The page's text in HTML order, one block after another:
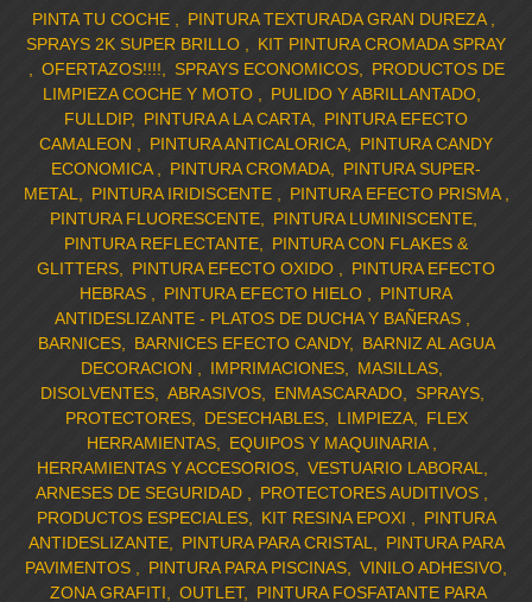
PINTA TU COCHE
PINTURA TEXTURADA GRAN DUREZA
SPRAYS 2K SUPER BRILLO
KIT PINTURA CROMADA SPRAY
OFERTAZOS!!!!
SPRAYS ECONOMICOS
PRODUCTOS DE
LIMPIEZA COCHE Y MOTO
PULIDO Y ABRILLANTADO
FULLDIP
PINTURA A LA CARTA
PINTURA EFECTO
CAMALEON
PINTURA ANTICALORICA
PINTURA CANDY
ECONOMICA
PINTURA CROMADA
PINTURA SUPER-
METAL
PINTURA IRIDISCENTE
PINTURA EFECTO PRISMA
PINTURA FLUORESCENTE
PINTURA LUMINISCENTE
PINTURA REFLECTANTE
PINTURA CON FLAKES &
GLITTERS
PINTURA EFECTO OXIDO
PINTURA EFECTO
HEBRAS
PINTURA EFECTO HIELO
PINTURA
ANTIDESLIZANTE - PLATOS DE DUCHA Y BAÑERAS
BARNICES
BARNICES EFECTO CANDY
BARNIZ AL AGUA
DECORACION
IMPRIMACIONES
MASILLAS
DISOLVENTES
ABRASIVOS ENMASCARADO
SPRAYS
PROTECTORES
DESECHABLES LIMPIEZA
FLEX
HERRAMIENTAS
EQUIPOS Y MAQUINARIA
HERRAMIENTAS Y ACCESORIOS
VESTUARIO LABORAL
ARNESES DE SEGURIDAD
PROTECTORES AUDITIVOS
PRODUCTOS ESPECIALES
KIT RESINA EPOXI
PINTURA
ANTIDESLIZANTE
PINTURA PARA CRISTAL
PINTURA PARA
PAVIMENTOS
PINTURA PARA PISCINAS
VINILO ADHESIVO
ZONA GRAFITI
OUTLET PINTURA FOSFATANTE PARA